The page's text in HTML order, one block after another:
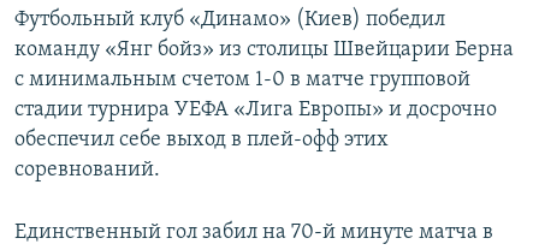
Футбольный клуб «Динамо» (Киев) победил
команду «Янг бойз» из столицы Швейцарии Берна
с минимальным счетом 1-0 в матче групповой
стадии турнира УЕФА «Лига Европы» и досрочно
обеспечил себе выход в плей-офф этих
соревнований.
Единственный гол забил на 70-й минуте матча в